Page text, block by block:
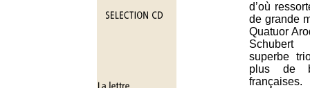
d’où
de grande
Quatuor
superbe
plus de
françaises.